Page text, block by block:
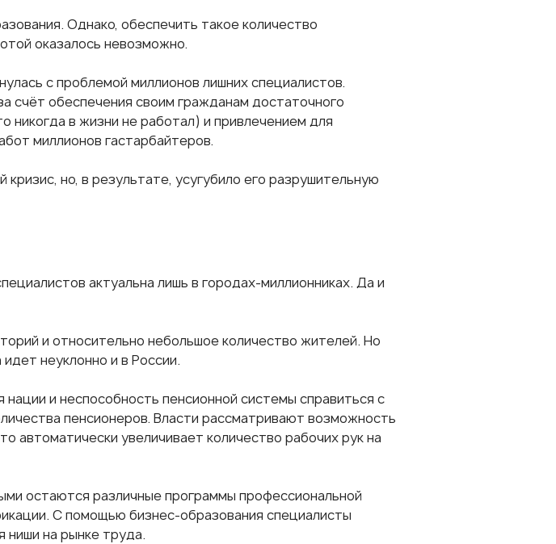
Однако, обеспечить такое количество
оказалось невозможно.
с проблемой миллионов лишних специалистов.
счёт обеспечения своим гражданам достаточного
никогда в жизни не работал) и привлечением для
миллионов гастарбайтеров.
но, в результате, усугубило его разрушительную
актуальна лишь в городах-миллионниках. Да и
и относительно небольшое количество жителей. Но
неуклонно и в России.
и неспособность пенсионной системы справиться с
пенсионеров. Власти рассматривают возможность
автоматически увеличивает количество рабочих рук на
остаются различные программы профессиональной
С помощью бизнес-образования специалисты
на рынке труда.